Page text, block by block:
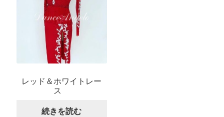
レッド＆ホワイトレー
ス
続きを読む